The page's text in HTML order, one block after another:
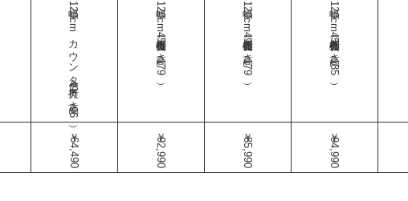
幅120cmカウンター（奥行49-高さ96）
￥64,490
幅120cm食器棚（奥行45-高さ179）
￥92,990
幅120cm食器棚（奥行49-高さ179）
￥85,990
幅120cm食器棚（奥行45-高さ185）
￥94,990